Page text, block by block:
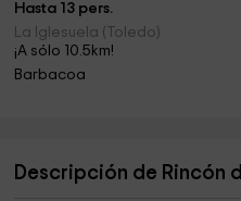
Hasta 13 pers.
La Iglesuela (Toledo)
¡A sólo 10.5km!
Barbacoa
Descripción de Rincón